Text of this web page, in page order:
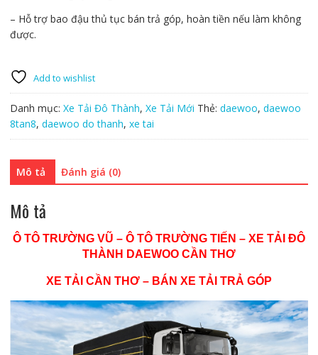
– Hỗ trợ bao đậu thủ tục bán trả góp, hoàn tiền nếu làm không
được.
Add to wishlist
Danh mục: Xe Tải Đô Thành, Xe Tải Mới Thẻ: daewoo, daewoo
8tan8, daewoo do thanh, xe tai
Mô tả Đánh giá (0)
Mô tả
Ô TÔ TRƯỜNG VŨ – Ô TÔ TRƯỜNG TIẾN – XE TẢI ĐÔ
THÀNH DAEWOO CẦN THƠ
XE TẢI CẦN THƠ – BÁN XE TẢI TRẢ GÓP